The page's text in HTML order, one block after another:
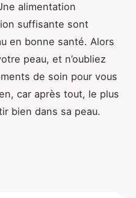
alimentation
suffisante sont
en bonne santé. Alors
peau, et n’oubliez
de soin pour vous
car après tout, le plus
bien dans sa peau.